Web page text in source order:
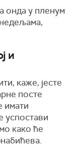
онда у пленум
и
каже, јесте
посте
имати
успостави
како ће